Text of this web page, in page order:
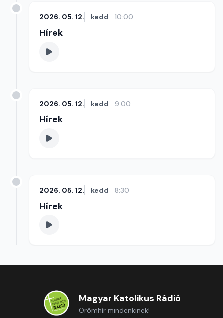
2026. 05. 12. kedd 10:00
Hírek
2026. 05. 12. kedd 9:00
Hírek
2026. 05. 12. kedd 8:30
Hírek
Magyar Katolikus Rádió
Örömhír mindenkinek!